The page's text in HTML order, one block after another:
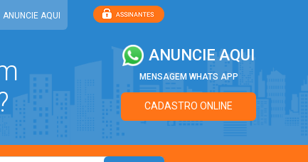
ANUNCIE AQUI
ANUNCIE AQUI
MENSAGEM WHATS APP
CADASTRO ONLINE